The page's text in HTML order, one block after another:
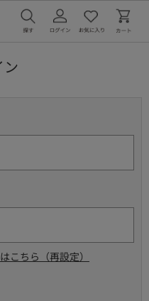
ン
こちら（再設定）